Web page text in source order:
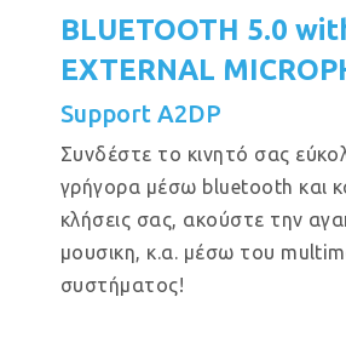
BLUETOOTH 5.0
EXTERNAL
Support A2DP
Συνδέστε το κινητό σας
γρήγορα μέσω bluetooth και
κλήσεις σας, ακούστε την
μουσικη, κ.α. μέσω του
συστήματος!